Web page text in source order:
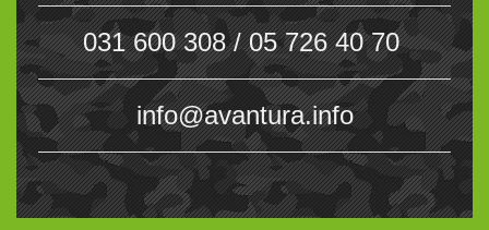
031 600 308 / 05 726 40 70
info@avantura.info